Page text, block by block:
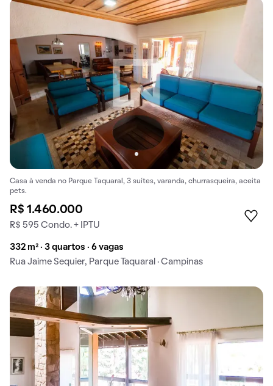
Casa à venda no Parque Taquaral, 3 suítes, varanda, churrasqueira, aceita
pets.
R$ 1.460.000
R$ 595 Condo. + IPTU
332 m² · 3 quartos · 6 vagas
Rua Jaime Sequier, Parque Taquaral · Campinas